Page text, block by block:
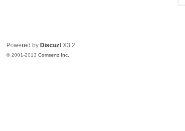
Powered by Discuz! X3.2
© 2001-2013Comsenz Inc.